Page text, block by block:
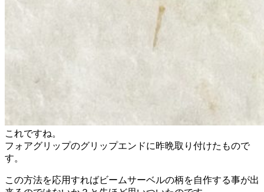
これですね。
フォアグリップのグリップエンドに昨晩取り付けたもので
す。
この方法を応用すればビームサーベルの柄を自作する事が出